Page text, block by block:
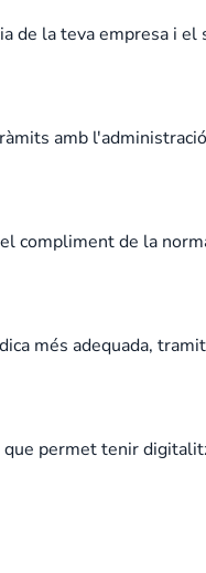
de la teva empresa i el
amb
compliment de la
més adequada,
permet tenir